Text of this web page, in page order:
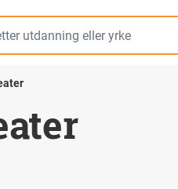
hovedinnhold